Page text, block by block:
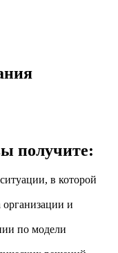
получите:
в которой
и
по модели